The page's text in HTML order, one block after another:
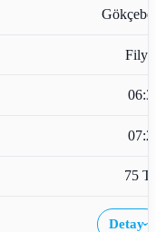
75
Detay›